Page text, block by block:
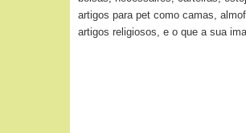
artigos para pet como camas,
artigos religiosos, e o que a sua